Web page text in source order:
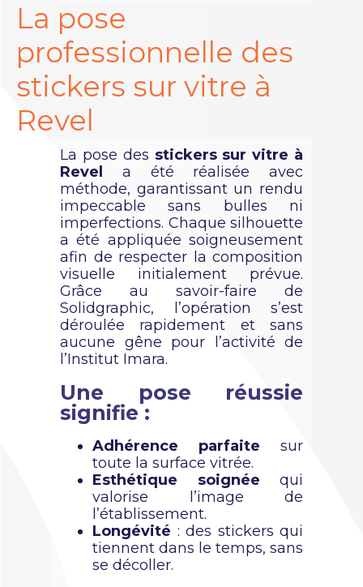
La pose
professionnelle des
stickers sur vitre à
Revel
La pose des stickers sur vitre à
Revel
a été réalisée avec
méthode, garantissant un rendu
impeccable sans bulles ni
imperfections. Chaque silhouette
a été appliquée soigneusement
afin de respecter la composition
visuelle initialement prévue.
Grâce au savoir-faire de
Solidgraphic, l’opération s’est
déroulée rapidement et sans
aucune gêne pour l’activité de
l’Institut Imara.
Une pose réussie
signifie :
Adhérence parfaite sur
toute la surface vitrée.
Esthétique soignée qui
valorise l’image de
l’établissement.
Longévité : des stickers qui
tiennent dans le temps, sans
se décoller.